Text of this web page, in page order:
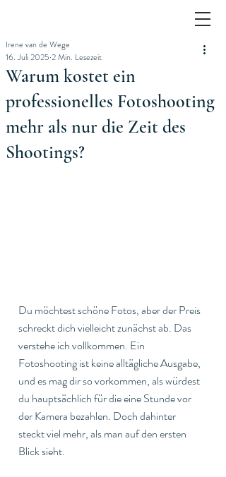
Warum kostet ein
professionelles Fotoshooting
mehr als nur die Zeit des
Shootings?
Irene van de Wege
16. Juli 2025 2 Min. Lesezeit
Du möchtest schöne Fotos, aber der Preis
schreckt dich vielleicht zunächst ab. Das
verstehe ich vollkommen. Ein
Fotoshooting ist keine alltägliche Ausgabe,
und es mag dir so vorkommen, als würdest
du hauptsächlich für die eine Stunde vor
der Kamera bezahlen. Doch dahinter
steckt viel mehr, als man auf den ersten
Blick sieht.